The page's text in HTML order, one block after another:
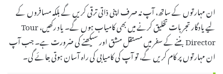
ان مہارتوں کے ساتھ، آپ نہ صرف اپنی ذاتی ترقی کریں گے بلکہ مسافروں کے
لیے یادگار تجربات تخلیق کرنے میں بھی کامیاب ہوں گے۔ یاد رکھیں، Tour
Director بننے کے سفر میں مستقل مشق اور سیکھنے کی ضرورت ہے۔ جب آپ
ان مہارتوں پر کام کریں گے، تو آپ کی کامیابی کی راہ آسان ہوتی جائے گی۔